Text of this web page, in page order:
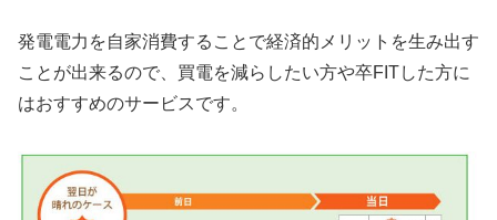
発電電力を自家消費することで経済的メリットを生み出す
ことが出来るので、買電を減らしたい方や卒FITした方に
はおすすめのサービスです。